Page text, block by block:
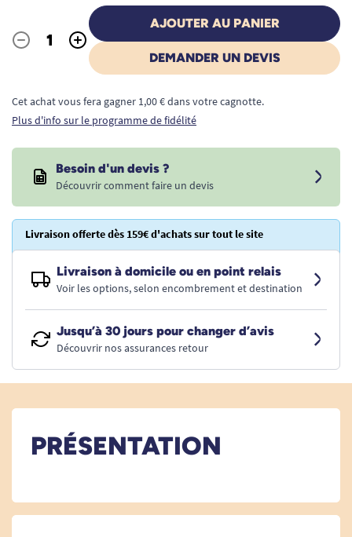
Quantité
- +
AJOUTER AU PANIER
DEMANDER UN DEVIS
Cet achat vous fera gagner 1,00 € dans votre cagnotte.
Plus d'info sur le programme de fidélité
Besoin d'un devis ?
Découvrir comment faire un devis
Livraison offerte dès 159€ d'achats sur tout le site
Livraison à domicile ou en point relais
Voir les options, selon encombrement et destination
Jusqu’à 30 jours pour changer d’avis
Découvrir nos assurances retour
PRÉSENTATION